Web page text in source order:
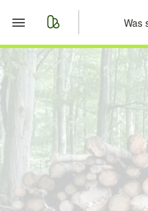
Start
Merkliste
Anzeige aufgeben